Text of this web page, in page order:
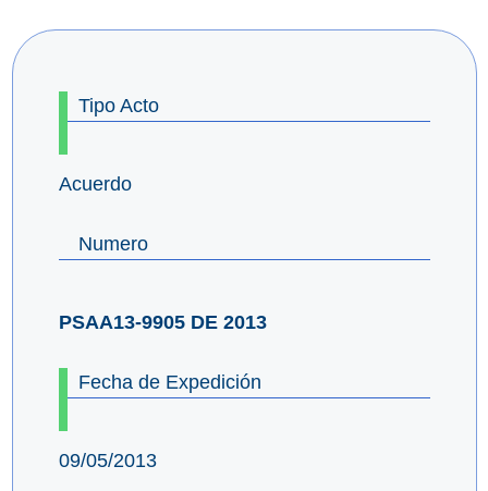
Tipo Acto
Acuerdo
Numero
PSAA13-9905 DE 2013
Fecha de Expedición
09/05/2013